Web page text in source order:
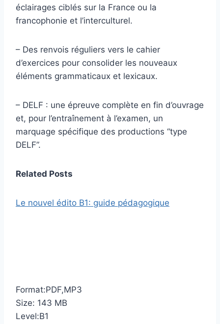
éclairages ciblés sur la France ou la
francophonie et l’interculturel.
– Des renvois réguliers vers le cahier
d’exercices pour consolider les nouveaux
éléments grammaticaux et lexicaux.
– DELF : une épreuve complète en fin d’ouvrage
et, pour l’entraînement à l’examen, un
marquage spécifique des productions “type
DELF”.
Related Posts
Le nouvel édito B1: guide pédagogique
Format:PDF,MP3
Size: 143 MB
Level:B1